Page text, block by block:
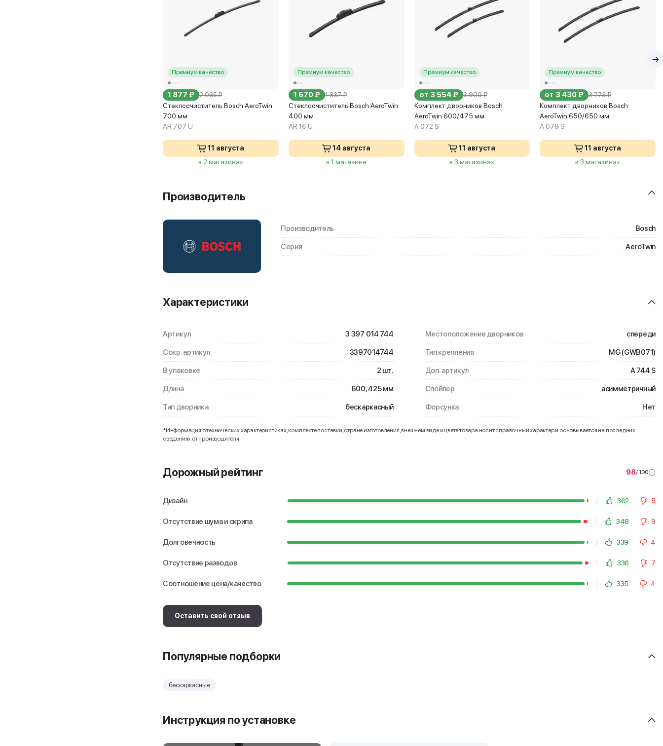
Комплект дворников Bosch AeroTwin 5 135 ₽
Премиум качество
1 877 ₽ 2 065 ₽
Стеклоочиститель Bosch AeroTwin
700 мм
AR 707 U
11 августа
в 2 магазинах
Премиум качество
1 670 ₽ 1 837 ₽
Стеклоочиститель Bosch AeroTwin
400 мм
AR 16 U
14 августа
в 1 магазине
Премиум качество
от 3 554 ₽ 3 909 ₽
Комплект дворников Bosch
AeroTwin 600/475 мм
A 072 S
11 августа
в 3 магазинах
Премиум качество
от 3 430 ₽ 3 773 ₽
Комплект дворников Bosch
AeroTwin 650/650 мм
A 079 S
11 августа
в 3 магазинах
Производитель
Производитель Bosch
Серия AeroTwin
Характеристики
Артикул 3 397 014 744
Сокр. артикул 3397014744
В упаковке 2 шт.
Длина 600, 425 мм
Тип дворника бескаркасный
Местоположение дворников спереди
Тип крепления MG (GWB071)
Доп. артикул A 744 S
Спойлер асимметричный
Форсунка Нет
*Информация о технических характеристиках, комплекте поставки, стране изготовления, внешнем виде и цвете товара носит справочный характер и основывается на последних
сведениях от производителя
Дорожный рейтинг 98/ 100
Дизайн 362 5
Отсутствие шума и скрипа 348 8
Долговечность 339 4
Отсутствие разводов 336 7
Соотношение цена/качество 335 4
Оставить свой отзыв
Популярные подборки
бескаркасные
Инструкция по установке